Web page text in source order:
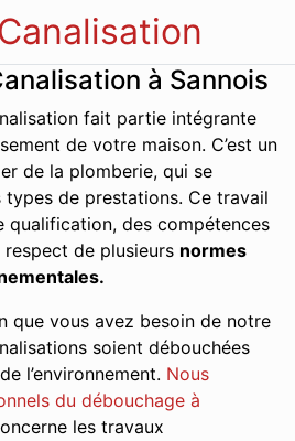
à Sannois
fait partie intégrante
de votre maison. C’est un
de la plomberie, qui se
de prestations. Ce travail
qualification, des compétences
de plusieurs normes
que vous avez besoin de notre
soient débouchées
l’environnement. Nous
du débouchage à
les travaux